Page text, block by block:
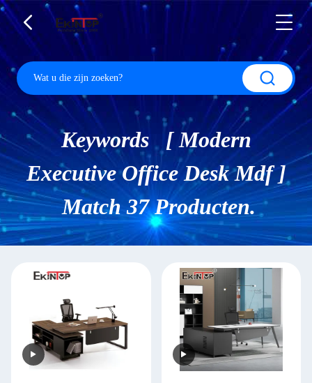
Keywords [ Modern
Executive Office Desk Mdf ]
Match 37 Producten.